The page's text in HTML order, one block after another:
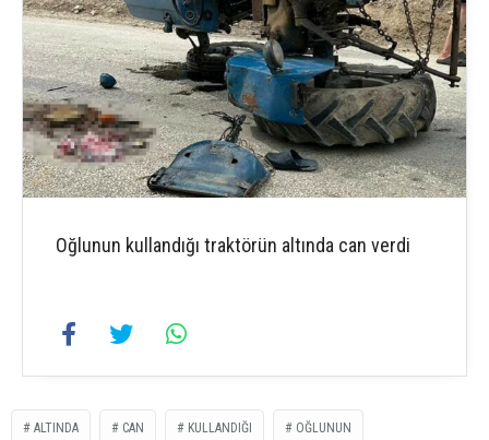
Oğlunun kullandığı traktörün altında can verdi
ALTINDA CAN KULLANDIĞI OĞLUNUN